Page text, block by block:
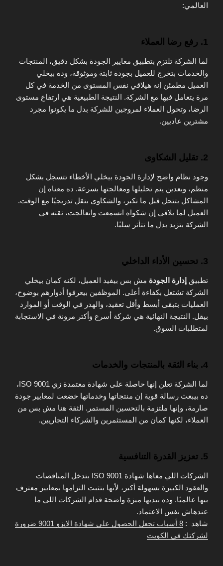
العالمي:
1. رفع رضا العملاء
لما الشركة تلتزم بتطبيق معايير الجودة بشكل دقيق، المنتجات
والخدمات بتخرج للعميل بجودة ثابتة وموثوقة، وده بيخلي
العميل مطمئن إنه هيلاقي نفس المستوى من الخدمة في كل
مرة يتعامل فيها مع الشركة. النتيجة الطبيعية هي ارتفاع مستوى
الرضا، وتحول العملاء لمروجين للشركة بدل ما يكونوا مجرد
مشترين عاديين.
2. تقليل الشكاوى
وجود نظام واضح لإدارة الجودة بيخلي الأخطاء تتسجل بشكل
منظم، وبعدين يتم تحليلها ومعالجتها بسرعة. ده معناه إن
المشاكل بتتحل قبل ما تكبر، والشكاوى بتقل تدريجيًا مع الوقت.
العميل لما يلاقي إن شكواه اتسمعت واتعالجت، ثقته في
الشركة بتزيد بدل ما تتأثر سلبًا.
3. تحسين الأداء الداخلي
تطبيق إدارة الجودة مش بس بيفيد العميل، لكنه كمان بيخلي
الشركة تشتغل بكفاءة أعلى. الموظفين بيعرفوا أدوارهم بوضوح،
العمليات بتبقى أبسط وأقل تعقيد، والهدر في الوقت أو الموارد
بيقل. النتيجة النهائية هي شركة أسرع وأكتر مرونة في الاستجابة
لمتطلبات السوق.
4. بناء الثقة بالمنتجات والخدمات
لما الشركة تعلن إنها حاصلة على شهادة معتمدة زي ISO 9001،
ده بيبعث رسالة قوية إن منتجاتها وخدماتها خضعت لمعايير جودة
صارمة، وإنها ملتزمة بالتحسين المستمر. الثقة هنا مش بس من
العملاء، لكنها كمان من المستثمرين والشركاء التجاريين.
5. تعزيز القدرة التنافسية
الشركات اللي معاها شهادة ISO 9001 بتدخل المناقصات
والعقود الكبيرة بسهولة أكبر، لأنها بتثبت التزامها بمعايير معترف
بيها عالميًا. وده بيديها ميزة واضحة قدام الشركات اللي ما
عندهاش نفس الاعتماد.
شاهد :
8 أسباب تجعل الحصول على شهادة الايزو 9001 ضرورة
لشركتك في الكويت